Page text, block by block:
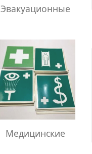
Эвакуационные
Медицинские